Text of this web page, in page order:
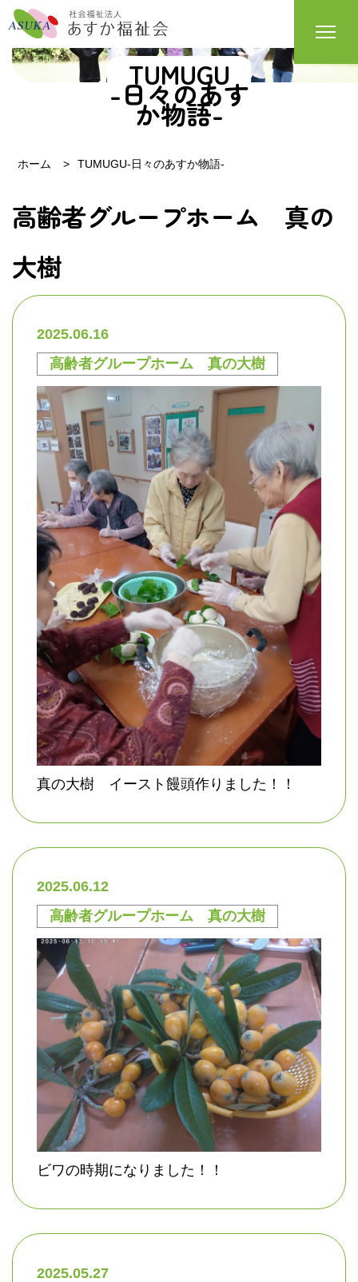
TUMUGU
-日々のあす
か物語-
ホーム TUMUGU-日々のあすか物語-
高齢者グループホーム 真の
大樹
2025.06.16
高齢者グループホーム 真の大樹
真の大樹 イースト饅頭作りました！！
2025.06.12
高齢者グループホーム 真の大樹
ビワの時期になりました！！
2025.05.27